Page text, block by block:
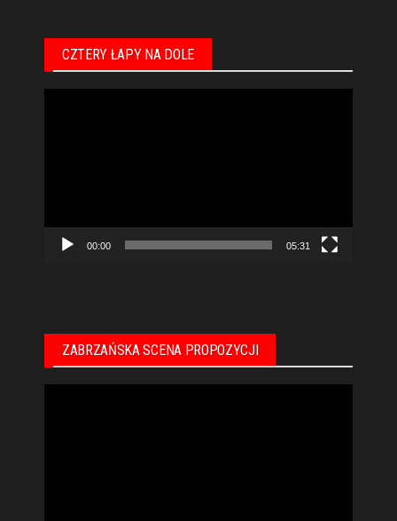
CZTERY ŁAPY NA DOLE
00:00 05:31
ZABRZAŃSKA SCENA PROPOZYCJI